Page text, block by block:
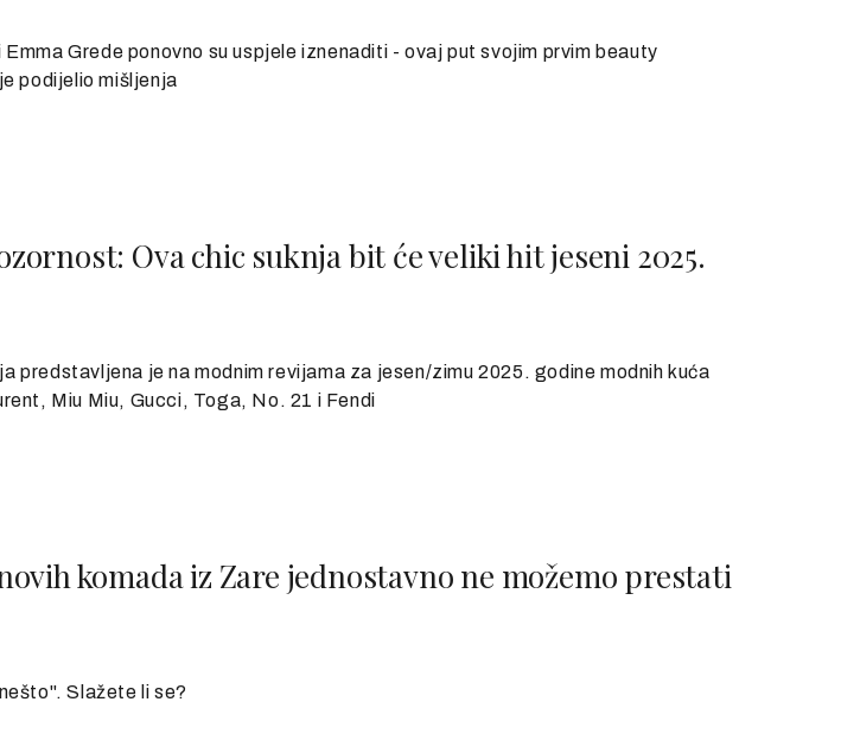
Emma Grede ponovno su uspjele iznenaditi - ovaj put svojim prvim beauty
podijelio mišljenja
Ova chic suknja bit će veliki hit jeseni 2025.
predstavljena je na modnim revijama za jesen/zimu 2025. godine modnih kuća
Miu Miu, Gucci, Toga, No. 21 i Fendi
komada iz Zare jednostavno ne možemo prestati
Slažete li se?